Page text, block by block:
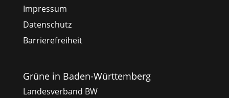
Impressum
Datenschutz
Barrierefreiheit
Grüne in Baden-Württemberg
Landesverband BW